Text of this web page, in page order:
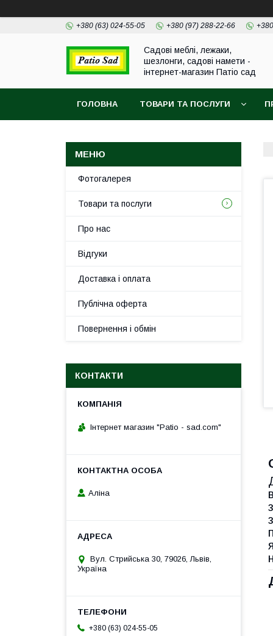
+380 (63) 024-55-05 +380 (97) 288-22-66
Садові меблі, лежаки,
шезлонги, садові намети -
інтернет-магазин Патіо сад
ГОЛОВНА ТОВАРИ ТА ПОСЛУГИ
Фотогалерея
Товари та послуги
Про нас
Відгуки
Доставка і оплата
Публічна оферта
Повернення і обмін
КОНТАКТИ
Інтернет магазин "Patio - sad.com"
Аліна
Вул. Стрийська 30, 79026, Львів,
Україна
+380 (63) 024-55-05